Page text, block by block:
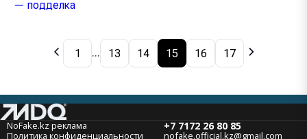
1 ... 13 14 15 16 17
+7 7172 26 80 85
nofake.official.kz@gmail.com
NoFake.kz реклама
Политика конфиденциальности